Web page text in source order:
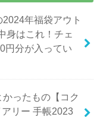
年福袋アウト
身はこれ！チェ
円分が入ってい
ったもの【コク
リー 手帳2023